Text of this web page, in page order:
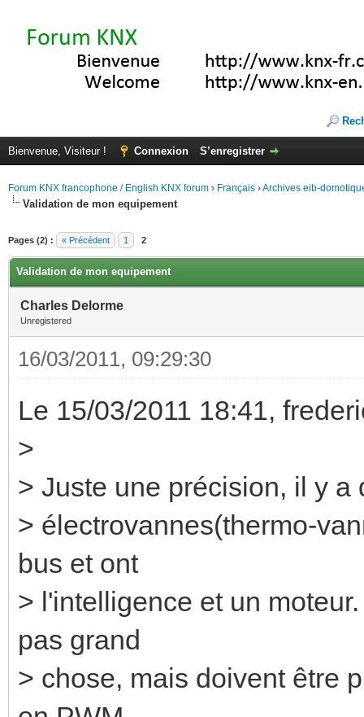
Bienvenue, Visiteur ! Connexion S’enregistrer
Forum KNX francophone / English KNX forum › Français ›Archives eib-
Validation de mon equipement
Pages (2) : « Précédent 1 2
Validation de mon equipement
Charles Delorme
Unregistered
16/03/2011, 09:29:30
Le 15/03/2011 18:41,
>
> Juste une précision, il y a
> électrovannes(thermo-
bus et ont
> l'intelligence et un
pas grand
> chose, mais doivent être